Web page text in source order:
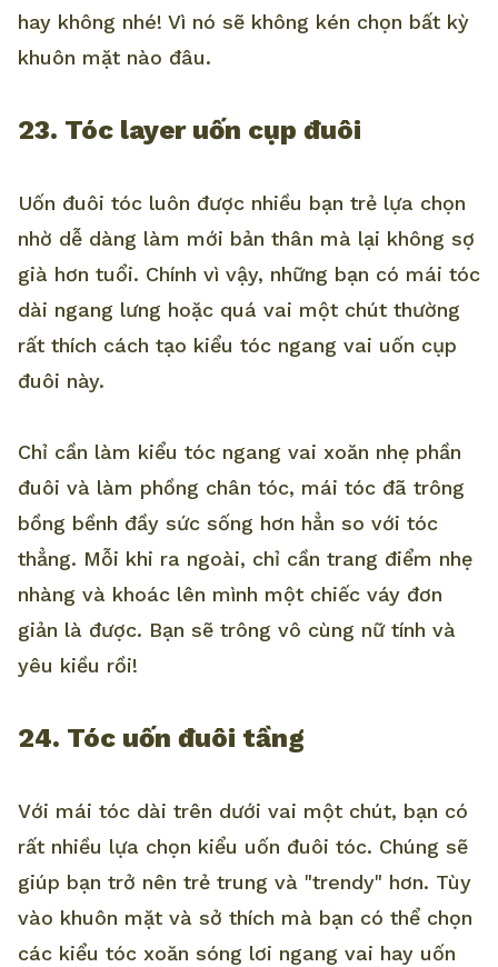
hay không nhé! Vì nó sẽ không kén chọn bất kỳ
khuôn mặt nào đâu.
23. Tóc layer uốn cụp đuôi
Uốn đuôi tóc luôn được nhiều bạn trẻ lựa chọn
nhờ dễ dàng làm mới bản thân mà lại không sợ
già hơn tuổi. Chính vì vậy, những bạn có mái tóc
dài ngang lưng hoặc quá vai một chút thường
rất thích cách tạo kiểu tóc ngang vai uốn cụp
đuôi này.
Chỉ cần làm kiểu tóc ngang vai xoăn nhẹ phần
đuôi và làm phồng chân tóc, mái tóc đã trông
bồng bềnh đầy sức sống hơn hẳn so với tóc
thẳng. Mỗi khi ra ngoài, chỉ cần trang điểm nhẹ
nhàng và khoác lên mình một chiếc váy đơn
giản là được. Bạn sẽ trông vô cùng nữ tính và
yêu kiều rồi!
24. Tóc uốn đuôi tầng
Với mái tóc dài trên dưới vai một chút, bạn có
rất nhiều lựa chọn kiểu uốn đuôi tóc. Chúng sẽ
giúp bạn trở nên trẻ trung và "trendy" hơn. Tùy
vào khuôn mặt và sở thích mà bạn có thể chọn
các kiểu tóc xoăn sóng lơi ngang vai hay uốn